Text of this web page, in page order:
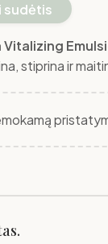
sudėtis
stiprina ir